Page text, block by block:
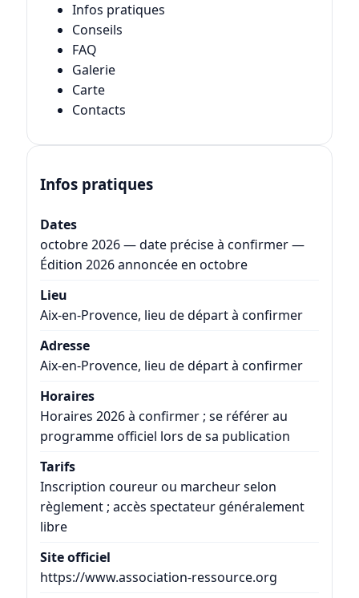
Infos pratiques
Conseils
FAQ
Galerie
Carte
Contacts
Infos pratiques
Dates
octobre 2026 — date précise à confirmer —
Édition 2026 annoncée en octobre
Lieu
Aix-en-Provence, lieu de départ à confirmer
Adresse
Aix-en-Provence, lieu de départ à confirmer
Horaires
Horaires 2026 à confirmer ; se référer au
programme officiel lors de sa publication
Tarifs
Inscription coureur ou marcheur selon
règlement ; accès spectateur généralement
libre
Site officiel
https://www.association-ressource.org